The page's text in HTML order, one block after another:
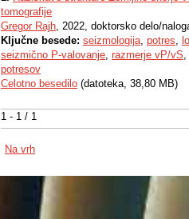
1 - 1 / 1
tomografije
Gregor Rajh, 2022, doktorsko delo/
Ključne besede: seizmologija, potres,
seizmično P-valovanje, razmerje vP/vS,
potresov
Celotno besedilo (datoteka, 38,80 MB)
Na vrh